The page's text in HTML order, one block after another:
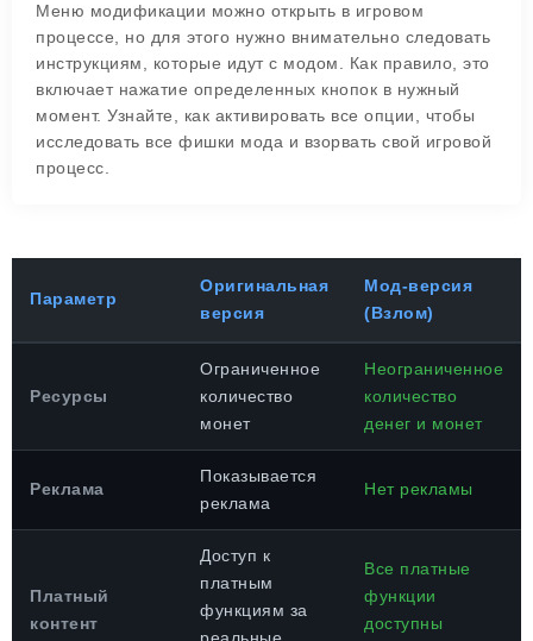
Меню модификации можно открыть в игровом
процессе, но для этого нужно внимательно следовать
инструкциям, которые идут с модом. Как правило, это
включает нажатие определенных кнопок в нужный
момент. Узнайте, как активировать все опции, чтобы
исследовать все фишки мода и взорвать свой игровой
процесс.
Параметр
Оригинальная
версия
Мод-версия
(Взлом)
Ресурсы
Ограниченное
количество
монет
Неограниченное
количество
денег и монет
Реклама
Показывается
реклама
Нет рекламы
Платный
контент
Доступ к
платным
функциям за
Все платные
функции
доступны